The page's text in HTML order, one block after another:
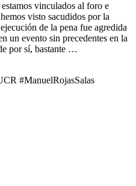
vinculados al foro e
visto sacudidos por la
de la pena fue agredida
un evento sin precedentes en la
por sí, bastante …
#ManuelRojasSalas